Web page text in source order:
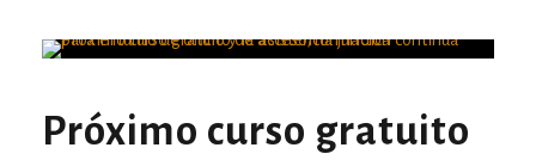
Próximo curso gratuito